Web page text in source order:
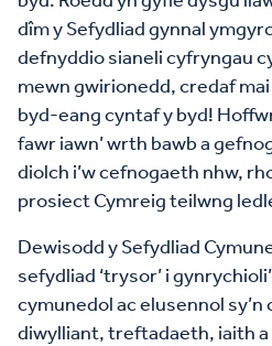
dîm y Sefydliad gynnal
defnyddio sianeli cyfryngau
mewn gwirionedd, credaf
byd-eang cyntaf y byd!
fawr iawn’ wrth bawb a
diolch i’w cefnogaeth nhw,
prosiect Cymreig teilwng
Dewisodd y Sefydliad
sefydliad ‘trysor’ i
cymunedol ac elusennol sy’n
diwylliant, treftadaeth, iaith